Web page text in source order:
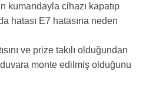
kumandayla cihazı kapatıp
hatası E7 hatasına neden
ve prize takılı olduğundan
monte edilmiş olduğunu